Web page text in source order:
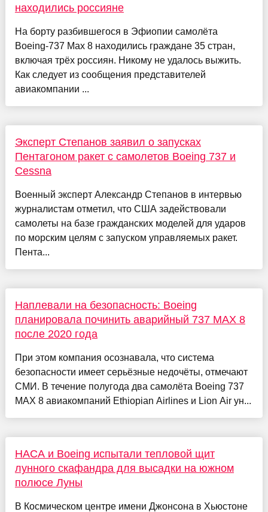
находились россияне
На борту разбившегося в Эфиопии самолёта
Boeing-737 Max 8 находились граждане 35 стран,
включая трёх россиян. Никому не удалось выжить.
Как следует из сообщения представителей
авиакомпании ...
Эксперт Степанов заявил о запусках
Пентагоном ракет с самолетов Boeing 737 и
Cessna
Военный эксперт Александр Степанов в интервью
журналистам отметил, что США задействовали
самолеты на базе гражданских моделей для ударов
по морским целям с запуском управляемых ракет.
Пента...
Наплевали на безопасность: Boeing
планировала починить аварийный 737 MAX 8
после 2020 года
При этом компания осознавала, что система
безопасности имеет серьёзные недочёты, отмечают
СМИ. В течение полугода два самолёта Boeing 737
MAX 8 авиакомпаний Ethiopian Airlines и Lion Air ун...
НАСА и Boeing испытали тепловой щит
лунного скафандра для высадки на южном
полюсе Луны
В Космическом центре имени Джонсона в Хьюстоне